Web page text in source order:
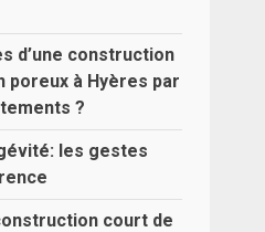
d’une construction
poreux à Hyères par
?
les gestes
court de